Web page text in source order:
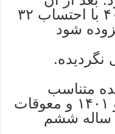
افزایشات مزدی سال ۴۰۴ با احتساب ۳۲
نگردیده.
مانده متناسب
سازی از سالهای ۱۴۰۰ و ۱۴۰۱ و معوقات
آن طبق برنامه توسعه ۵ ساله ششم